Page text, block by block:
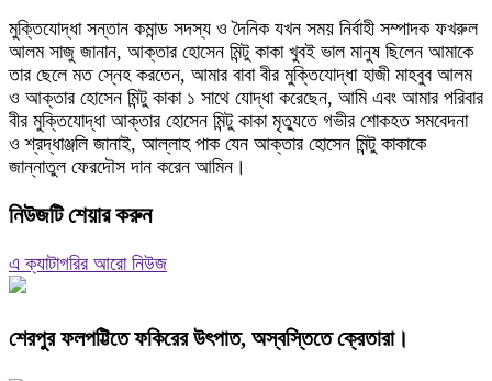
মুক্তিযোদ্ধা সন্তান কমান্ড সদস্য ও দৈনিক যখন সময় নির্বাহী সম্পাদক ফখরুল
আলম সাজু জানান, আক্তার হোসেন মিন্টু কাকা খুবই ভাল মানুষ ছিলেন আমাকে
তার ছেলে মত স্নেহ করতেন, আমার বাবা বীর মুক্তিযোদ্ধা হাজী মাহবুব আলম
ও আক্তার হোসেন মিন্টু কাকা ১ সাথে যোদ্ধা করেছেন, আমি এবং আমার পরিবার
বীর মুক্তিযোদ্ধা আক্তার হোসেন মিন্টু কাকা মৃত্যুতে গভীর শোকহত সমবেদনা
ও শ্রদ্ধাঞ্জলি জানাই, আল্লাহ পাক যেন আক্তার হোসেন মিন্টু কাকাকে
জান্নাতুল ফেরদৌস দান করেন আমিন।
নিউজটি শেয়ার করুন
এ ক্যাটাগরির আরো নিউজ
শেরপুর ফলপট্টিতে ফকিরের উৎপাত, অস্বস্তিতে ক্রেতারা।